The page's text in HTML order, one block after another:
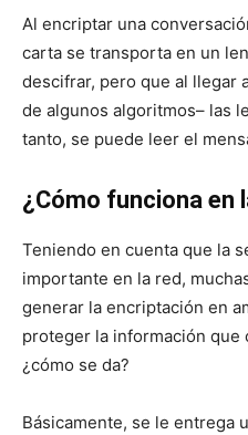
Al encriptar una
carta se transporta en un
descifrar, pero que al llegar
de algunos algoritmos– las
tanto, se puede leer el
¿Cómo funciona en
Teniendo en cuenta que la
importante en la red,
generar la encriptación en
proteger la información que
¿cómo se da?
Básicamente, se le entrega